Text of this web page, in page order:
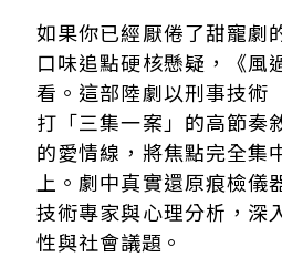
如果你已經厭倦了甜寵劇
口味追點硬核懸疑，《風
看。這部陸劇以刑事技術
打「三集一案」的高節奏
的愛情線，將焦點完全集
上。劇中真實還原痕檢儀
技術專家與心理分析，深
性與社會議題。